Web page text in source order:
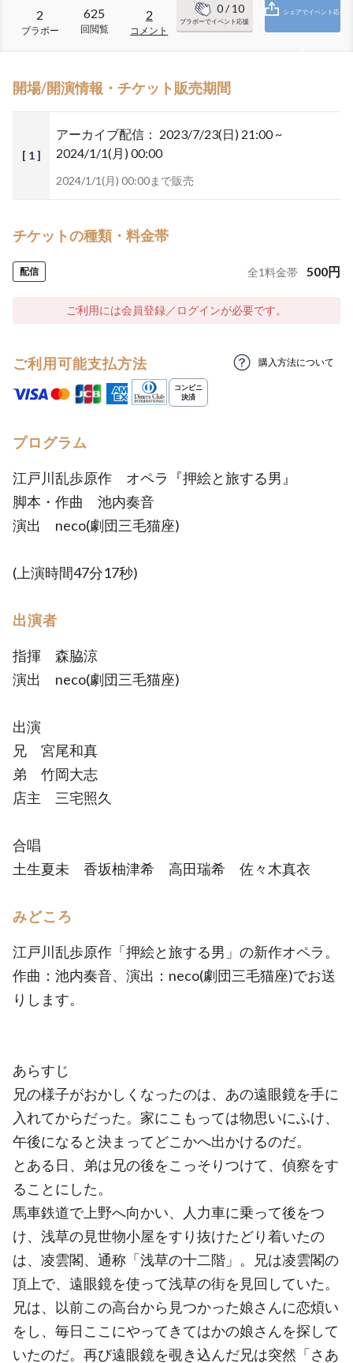
2
ブラボー
625
回閲覧
2
コメント
0/ 10
ブラボーでイベント応援
シェアでイベント応
開場/開演情報・チケット販売期間
[ 1 ]
アーカイブ配信： 2023/7/23(日) 21:00 ~
2024/1/1(月) 00:00
2024/1/1(月) 00:00まで販売
チケットの種類・料金帯
配信 全1料金帯 500円
ご利用には会員登録／ログインが必要です。
ご利用可能支払方法 購入方法について
プログラム
江戸川乱歩原作 オペラ『押絵と旅する男』
脚本・作曲 池内奏音
演出 neco(劇団三毛猫座)
(上演時間47分17秒)
出演者
指揮 森脇涼
演出 neco(劇団三毛猫座)
出演
兄 宮尾和真
弟 竹岡大志
店主 三宅照久
合唱
土生夏未 香坂柚津希 高田瑞希 佐々木真衣
みどころ
江戸川乱歩原作「押絵と旅する男」の新作オペラ。
作曲：池内奏音、演出：neco(劇団三毛猫座)でお送
りします。
あらすじ
兄の様子がおかしくなったのは、あの遠眼鏡を手に
入れてからだった。家にこもっては物思いにふけ、
午後になると決まってどこかへ出かけるのだ。
とある日、弟は兄の後をこっそりつけて、偵察をす
ることにした。
馬車鉄道で上野へ向かい、人力車に乗って後をつ
け、浅草の見世物小屋をすり抜けたどり着いたの
は、凌雲閣、通称「浅草の十二階」。兄は凌雲閣の
頂上で、遠眼鏡を使って浅草の街を見回していた。
兄は、以前この高台から見つかった娘さんに恋煩い
をし、毎日ここにやってきてはかの娘さんを探して
いたのだ。再び遠眼鏡を覗き込んだ兄は突然「さあ